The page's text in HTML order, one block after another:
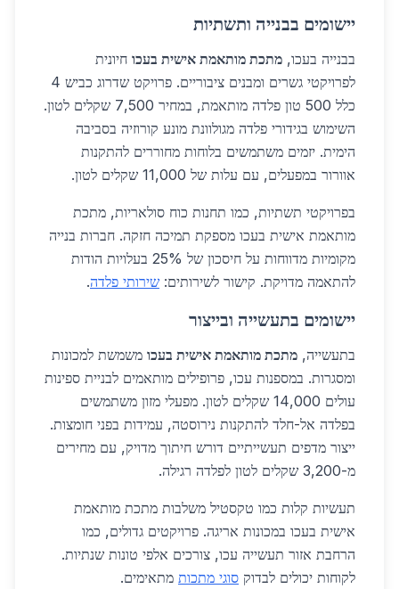
יישומים בבנייה ותשתיות
בבנייה בעכו, מתכת מותאמת אישית בעכו חיונית
לפרויקטי גשרים ומבנים ציבוריים. פרויקט שדרוג כביש 4
כלל 500 טון פלדה מותאמת, במחיר 7,500 שקלים לטון.
השימוש בגידורי פלדה מגולוונת מונע קורוזיה בסביבה
הימית. יזמים משתמשים בלוחות מחוררים להתקנות
אוורור במפעלים, עם עלות של 11,000 שקלים לטון.
בפרויקטי תשתיות, כמו תחנות כוח סולאריות, מתכת
מותאמת אישית בעכו מספקת תמיכה חזקה. חברות בנייה
מקומיות מדווחות על חיסכון של 25% בעלויות הודות
להתאמה מדויקת. קישור לשירותים: שירותי פלדה.
יישומים בתעשייה ובייצור
בתעשייה, מתכת מותאמת אישית בעכו משמשת למכונות
ומסגרות. במספנות עכו, פרופילים מותאמים לבניית ספינות
עולים 14,000 שקלים לטון. מפעלי מזון משתמשים
בפלדה אל-חלד להתקנות נירוסטה, עמידות בפני חומצות.
ייצור מדפים תעשייתיים דורש חיתוך מדויק, עם מחירים
מ-3,200 שקלים לטון לפלדה רגילה.
תעשיות קלות כמו טקסטיל משלבות מתכת מותאמת
אישית בעכו במכונות אריגה. פרויקטים גדולים, כמו
הרחבת אזור תעשייה עכו, צורכים אלפי טונות שנתיות.
לקוחות יכולים לבדוק סוגי מתכות מתאימים.